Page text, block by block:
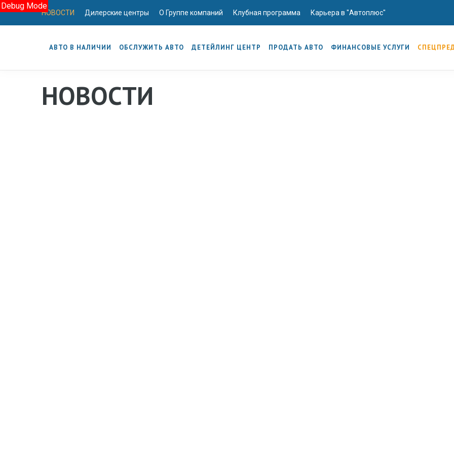
Debug Mode
НОВОСТИ Дилерские центры О Группе компаний Клубная программа Карьера в "Автоплюс"
АВТО В НАЛИЧИИ ОБСЛУЖИТЬ АВТО ДЕТЕЙЛИНГ ЦЕНТР ПРОДАТЬ АВТО ФИНАНСОВЫЕ УСЛУГИ
НОВОСТИ